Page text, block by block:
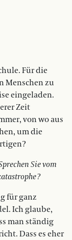
Für die
Menschen zu
eingeladen.
Zeit
von wo aus
um die
Sie vom
?
für ganz
Ich glaube,
man ständig
Dass es eher